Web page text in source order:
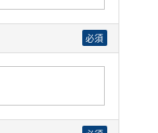
必須